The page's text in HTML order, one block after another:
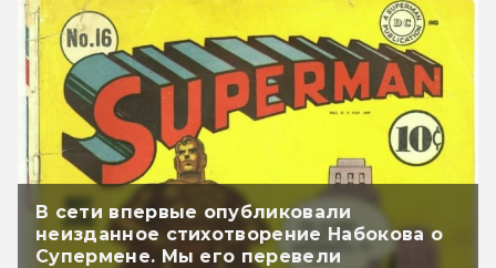
В сети впервые опубликовали
неизданное стихотворение Набокова о
Супермене. Мы его перевели